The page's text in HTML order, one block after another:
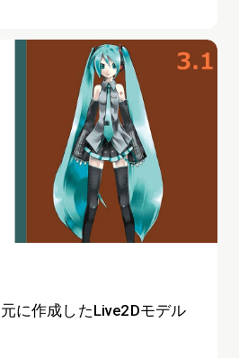
に作成したLive2Dモデル